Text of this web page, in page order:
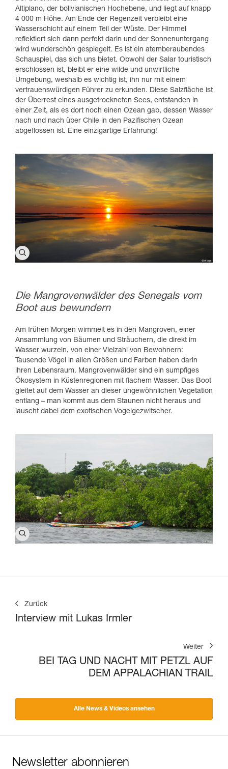
Altiplano, der bolivianischen Hochebene, und liegt auf knapp
4 000 m Höhe. Am Ende der Regenzeit verbleibt eine
Wasserschicht auf einem Teil der Wüste. Der Himmel
reflektiert sich dann perfekt darin und der Sonnenuntergang
wird wunderschön gespiegelt. Es ist ein atemberaubendes
Schauspiel, das sich uns bietet. Obwohl der Salar touristisch
erschlossen ist, bleibt er eine wilde und unwirtliche
Umgebung, weshalb es wichtig ist, ihn nur mit einem
vertrauenswürdigen Führer zu erkunden. Diese Salzfläche ist
der Überrest eines ausgetrockneten Sees, entstanden in
einer Zeit, als es dort noch einen Ozean gab, dessen Wasser
nach und nach über Chile in den Pazifischen Ozean
abgeflossen ist. Eine einzigartige Erfahrung!
Die Mangrovenwälder des Senegals vom
Boot aus bewundern
Am frühen Morgen wimmelt es in den Mangroven, einer
Ansammlung von Bäumen und Sträuchern, die direkt im
Wasser wurzeln, von einer Vielzahl von Bewohnern:
Tausende Vögel in allen Größen und Farben haben darin
ihren Lebensraum. Mangrovenwälder sind ein sumpfiges
Ökosystem in Küstenregionen mit flachem Wasser. Das Boot
gleitet auf dem Wasser an dieser ungewöhnlichen Vegetation
entlang – man kommt aus dem Staunen nicht heraus und
lauscht dabei dem exotischen Vogelgezwitscher.
Zurück
Interview mit Lukas Irmler
Weiter
BEI TAG UND NACHT MIT PETZL AUF
DEM APPALACHIAN TRAIL
Alle News & Videos ansehen
Newsletter abonnieren